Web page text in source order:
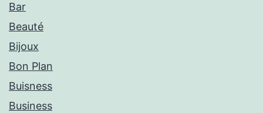
Bar
Beauté
Bijoux
Bon Plan
Buisness
Business